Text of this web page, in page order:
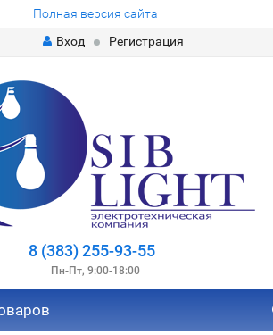
Полная версия сайта
Вход
Регистрация
8 (383) 255-93-55
Пн-Пт, 9:00-18:00